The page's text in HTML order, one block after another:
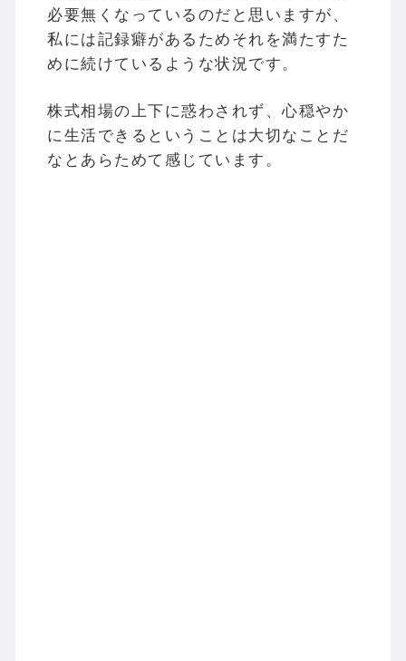
必要無くなっているのだと思いますが、
私には記録癖があるためそれを満たすた
めに続けているような状況です。
株式相場の上下に惑わされず、心穏やか
に生活できるということは大切なことだ
なとあらためて感じています。